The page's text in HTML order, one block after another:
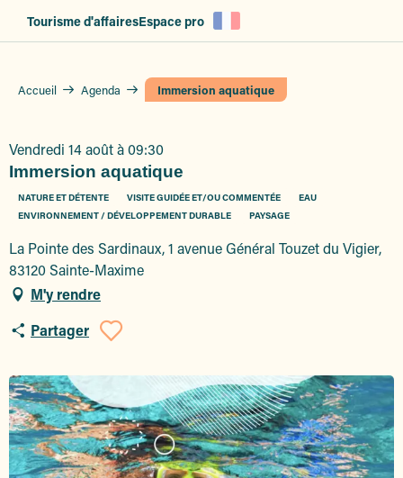
Tourisme d'affairesEspace pro
Accueil Agenda Immersion aquatique
Vendredi 14 août à 09:30
Immersion aquatique
NATURE ET DÉTENTE VISITE GUIDÉE ET/OU COMMENTÉE
EAU
ENVIRONNEMENT / DÉVELOPPEMENT DURABLE
PAYSAGE
La Pointe des Sardinaux, 1 avenue Général Touzet du Vigier,
83120 Sainte-Maxime
M'y rendre
Partager
Ajouter aux favoris